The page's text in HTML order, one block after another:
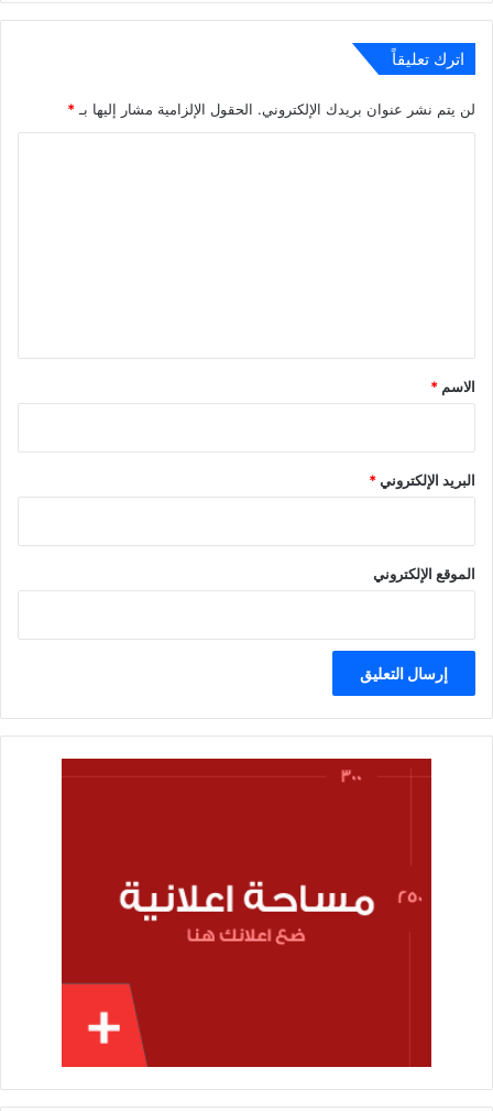
اترك تعليقاً
لن يتم نشر عنوان بريدك الإلكتروني. الحقول الإلزامية مشار إليها بـ*
*
الاسم *
البريد الإلكتروني*
الموقع الإلكتروني